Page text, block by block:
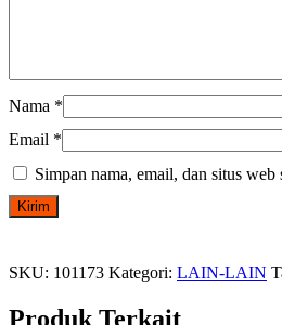
Nama *
Email *
Simpan nama, email, dan situs
SKU: 101173 Kategori: LAIN-LAIN
Produk Terkait